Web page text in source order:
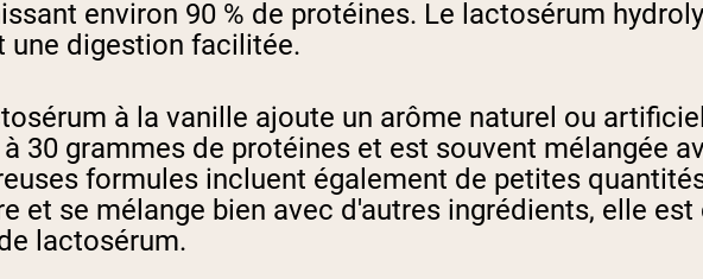
environ 90 % de protéines. Le lactosérum
une digestion facilitée.
à la vanille ajoute un arôme naturel ou
30 grammes de protéines et est souvent mélangée
formules incluent également de petites
et se mélange bien avec d'autres ingrédients, elle
lactosérum.